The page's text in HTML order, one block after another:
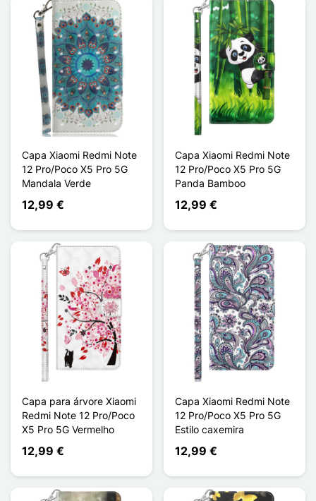
Capa Xiaomi Redmi Note
12 Pro/Poco X5 Pro 5G
Mandala Verde
12,99 €
Capa Xiaomi Redmi Note
12 Pro/Poco X5 Pro 5G
Panda Bamboo
12,99 €
Capa para árvore Xiaomi
Redmi Note 12 Pro/Poco
X5 Pro 5G Vermelho
12,99 €
Capa Xiaomi Redmi Note
12 Pro/Poco X5 Pro 5G
Estilo caxemira
12,99 €